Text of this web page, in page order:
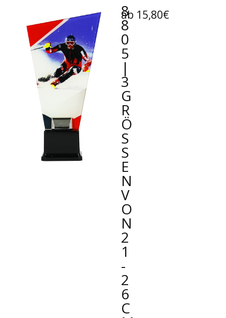
8
8
0
5
|
3
G
R
Ö
SS
E
N
V
O
N
2
1
-
2
6
C
M
ab 15,80€